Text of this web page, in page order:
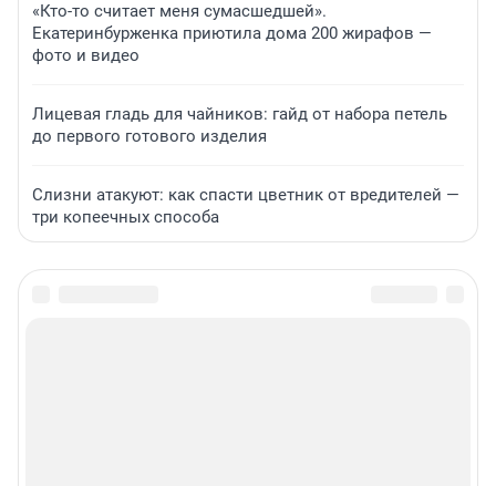
«Кто-то считает меня сумасшедшей».
Екатеринбурженка приютила дома 200 жирафов —
фото и видео
Лицевая гладь для чайников: гайд от набора петель
до первого готового изделия
Слизни атакуют: как спасти цветник от вредителей —
три копеечных способа